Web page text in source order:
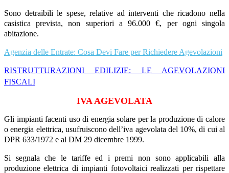
Sono detraibili le spese, relative ad interventi che ricadono nella
casistica prevista, non superiori a 96.000 €, per ogni singola
abitazione.
Agenzia delle Entrate: Cosa Devi Fare per Richiedere Agevolazioni
RISTRUTTURAZIONI EDILIZIE: LE AGEVOLAZIONI
FISCALI
IVA AGEVOLATA
Gli impianti facenti uso di energia solare per la produzione di calore
o energia elettrica, usufruiscono dell’iva agevolata del 10%, di cui al
DPR 633/1972 e al DM 29 dicembre 1999.
Si segnala che le tariffe ed i premi non sono applicabili alla
produzione elettrica di impianti fotovoltaici realizzati per rispettare